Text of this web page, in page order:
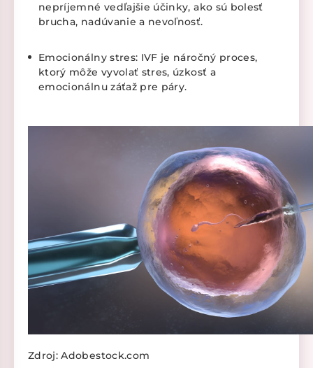
nepríjemné vedľajšie účinky, ako sú bolesť
brucha, nadúvanie a nevoľnosť.
Emocionálny stres: IVF je náročný proces,
ktorý môže vyvolať stres, úzkosť a
emocionálnu záťaž pre páry.
Zdroj: Adobestock.com